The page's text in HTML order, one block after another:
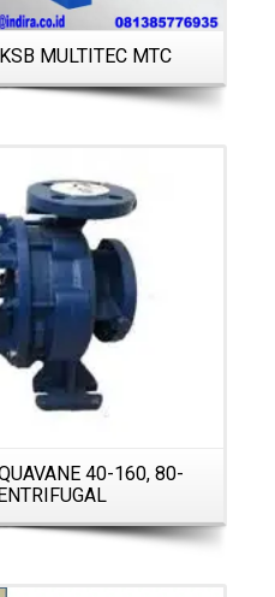
MULTITEC MTC
40-160, 80-